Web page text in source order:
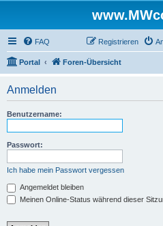
FAQ Registrieren
Portal Foren-Übersicht
Anmelden
Benutzername:
Passwort:
Ich habe mein Passwort vergessen
Angemeldet bleiben
Meinen Online-Status während dieser